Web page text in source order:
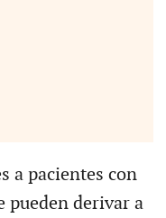
a pacientes con
pueden derivar a